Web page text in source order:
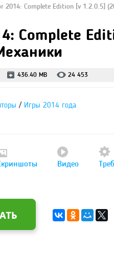
2014: Complete Edition [v 1.2.0.5]
Complete
436.40 MB 24 453
/ Игры 2014 года
Видео